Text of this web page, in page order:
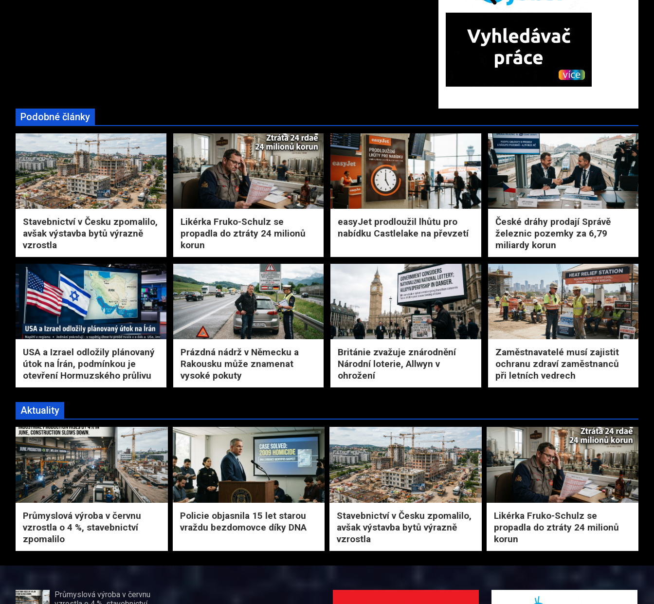
Podobné články
Stavebnictví v Česku zpomalilo,
avšak výstavba bytů výrazně
vzrostla
Likérka Fruko-Schulz se
propadla do ztráty 24 milionů
korun
easyJet prodloužil lhůtu pro
nabídku Castlelake na převzetí
České dráhy prodají Správě
železnic pozemky za 6,79
miliardy korun
USA a Izrael odložily plánovaný
útok na Írán, podmínkou je
otevření Hormuzského průlivu
Prázdná nádrž v Německu a
Rakousku může znamenat
vysoké pokuty
Británie zvažuje znárodnění
Národní loterie, Allwyn v
ohrožení
Zaměstnavatelé musí zajistit
ochranu zdraví zaměstnanců
při letních vedrech
Aktuality
Průmyslová výroba v červnu
vzrostla o 4 %, stavebnictví
zpomalilo
Policie objasnila 15 let starou
vraždu bezdomovce díky DNA
Stavebnictví v Česku zpomalilo,
avšak výstavba bytů výrazně
vzrostla
Likérka Fruko-Schulz se
propadla do ztráty 24 milionů
korun
Průmyslová výroba v červnu